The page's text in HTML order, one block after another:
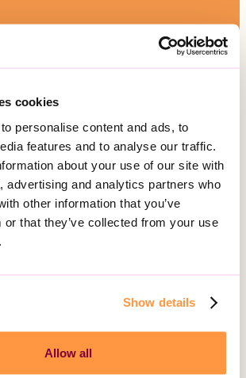
cookies
personalise content and ads, to
features and to analyse our traffic.
about your use of our site with
advertising and analytics partners who
other information that you’ve
or that they’ve collected from your use
Show details
Allow all
ungdom